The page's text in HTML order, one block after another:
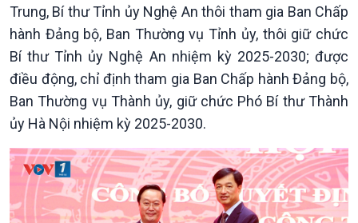
Thời sự 6h
Thời sự 12h
Thời sự 18h
Thời sự 21h30
Bản tin
Chuyên mục
Theo dòng Thời sự
Trung, Bí thư Tỉnh ủy Nghệ An thôi tham gia Ban Chấp
hành Đảng bộ, Ban Thường vụ Tỉnh ủy, thôi giữ chức
Bí thư Tỉnh ủy Nghệ An nhiệm kỳ 2025-2030; được
điều động, chỉ định tham gia Ban Chấp hành Đảng bộ,
Ban Thường vụ Thành ủy, giữ chức Phó Bí thư Thành
ủy Hà Nội nhiệm kỳ 2025-2030.